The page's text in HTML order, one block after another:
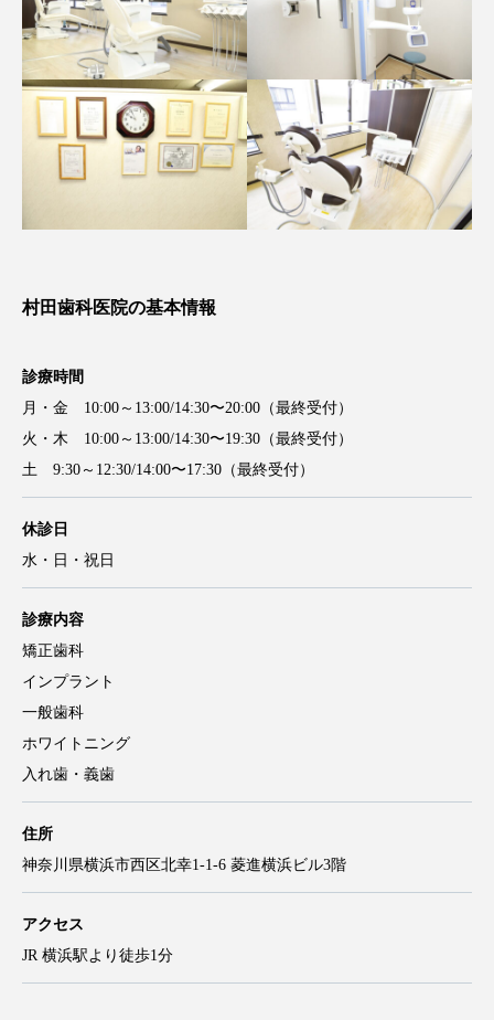
村田歯科医院の基本情報
診療時間
月・金 10:00～13:00/14:30〜20:00（最終受付）
火・木 10:00～13:00/14:30〜19:30（最終受付）
土 9:30～12:30/14:00〜17:30（最終受付）
休診日
水・日・祝日
診療内容
矯正歯科
インプラント
一般歯科
ホワイトニング
入れ歯・義歯
住所
神奈川県横浜市西区北幸1-1-6 菱進横浜ビル3階
アクセス
JR 横浜駅より徒歩1分